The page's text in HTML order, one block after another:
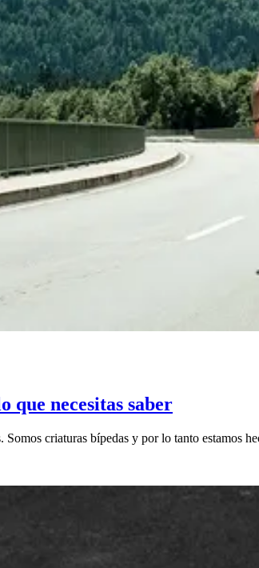
que necesitas saber
criaturas bípedas y por lo tanto estamos